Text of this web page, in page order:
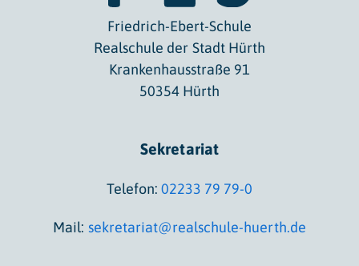
Friedrich-Ebert-Schule
Realschule der Stadt Hürth
Krankenhausstraße 91
50354 Hürth
Sekretariat
Telefon: 02233 79 79-0
Mail: sekretariat@realschule-huerth.de